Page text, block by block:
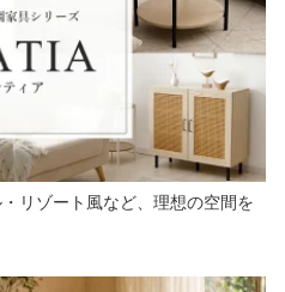
リゾート風など、理想の空間を